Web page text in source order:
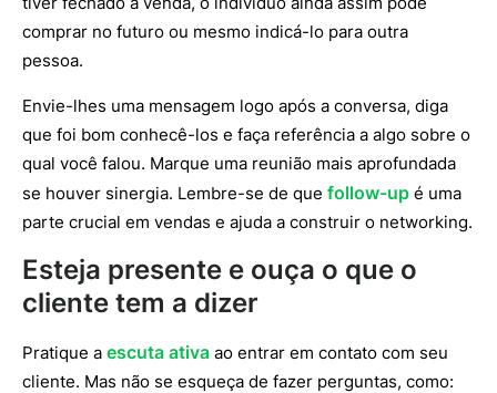
comprar no futuro ou mesmo indicá-lo para outra
pessoa.
Envie-lhes uma mensagem logo após a conversa, diga
que foi bom conhecê-los e faça referência a algo sobre o
qual você falou. Marque uma reunião mais aprofundada
se houver sinergia. Lembre-se de que follow-up é uma
parte crucial em vendas e ajuda a construir o networking.
Esteja presente e ouça o que o
cliente tem a dizer
Pratique a escuta ativa ao entrar em contato com seu
cliente. Mas não se esqueça de fazer perguntas, como: